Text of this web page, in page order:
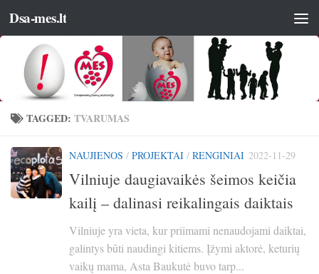
Dsa-mes.lt
TAGGED: TVARUMAS
NAUJIENOS / PROJEKTAI / RENGINIAI 2022-11-29
Vilniuje daugiavaikės šeimos keičia
kailį – dalinasi reikalingais daiktais
Vilniuje yra vieta, kur priimami nenaudojami daiktai,
galintys būti naudingi kitiems. Įžymi aktorė, keturių
vaikų mama, Asta Baukutė buvo tarp...